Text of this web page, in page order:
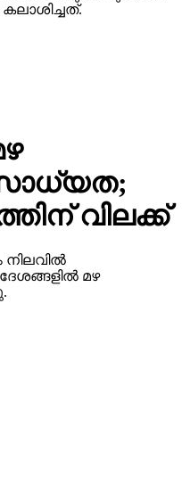
വിലക്ക്
നിലവില്‍
മഴ